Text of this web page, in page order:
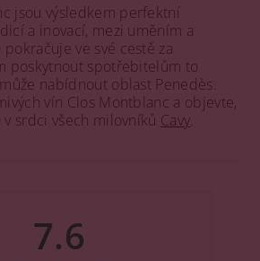
jsou výsledkem perfektní
a inovací, mezi uměním a
ve své cestě za
poskytnout spotřebitelům to
nabídnout oblast Penedès.
vín Clos Montblanc a objevte,
srdci všech milovníků Cavy
7.6